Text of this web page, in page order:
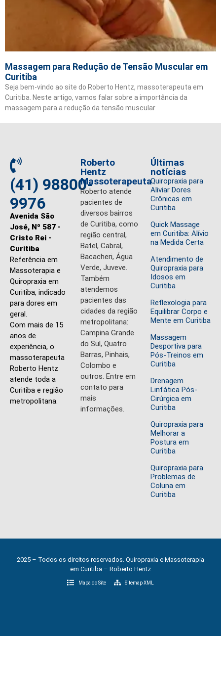
Massagem para Redução de Tensão Muscular em
Curitiba
Seja bem-vindo ao site do Roberto Hentz, massoterapeuta em
Curitiba. Neste artigo, vamos falar sobre a importância da
massagem para a redução da tensão muscular
(41) 98800-
9976
Avenida São
José, Nº 587 -
Cristo Rei -
Curitiba
Referência em
Massoterapia e
Quiropraxia em
Curitiba, indicado
para dores em
geral.
Com mais de 15
anos de
experiência, o
massoterapeuta
Roberto Hentz
atende toda a
Curitiba e região
metropolitana.
Roberto
Hentz
Massoterapeuta
Roberto atende
pacientes de
diversos bairros
de Curitiba, como
região central,
Batel, Cabral,
Bacacheri, Água
Verde, Juveve.
Também
atendemos
pacientes das
cidades da região
metropolitana:
Campina Grande
do Sul, Quatro
Barras, Pinhais,
Colombo e
outros. Entre em
contato para
mais
informações.
Últimas
notícias
Quiropraxia para
Aliviar Dores
Crônicas em
Curitiba
Quick Massage
em Curitiba: Alívio
na Medida Certa
Atendimento de
Quiropraxia para
Idosos em
Curitiba
Reflexologia para
Equilibrar Corpo e
Mente em Curitiba
Massagem
Desportiva para
Pós-Treinos em
Curitiba
Drenagem
Linfática Pós-
Cirúrgica em
Curitiba
Quiropraxia para
Melhorar a
Postura em
Curitiba
Quiropraxia para
Problemas de
Coluna em
Curitiba
2025 – Todos os direitos reservados. Quiropraxia e Massoterapia
em Curitiba – Roberto Hentz
Mapa do Site Sitemap XML